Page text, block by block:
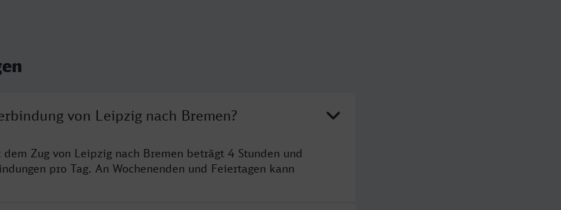
von Leipzig nach Bremen?
Zug von Leipzig nach Bremen beträgt 4 Stunden und
pro Tag. An Wochenenden und Feiertagen kann